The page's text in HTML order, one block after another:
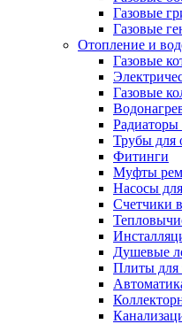
Газовые
Газовые
Отопление и
Газовые
Газовые
Радиаторы
Трубы для
Фитинги
Муфты
Насосы
Счетчики
Душевые
Плиты для